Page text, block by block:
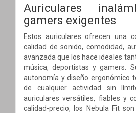
Auriculares
gamers exigentes
Estos auriculares ofrecen una
calidad de sonido, comodidad,
avanzada que los hace ideales
música, deportistas y gamers.
autonomía y diseño ergonómico
de cualquier actividad sin
auriculares versátiles, fiables y
calidad-precio, los Nebula Fit